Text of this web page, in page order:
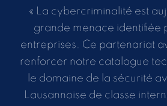
« La cybercriminalité est
grande menace identifiée
entreprises. Ce partenariat
renforcer notre catalogue
le domaine de la sécurité
Lausannoise de classe